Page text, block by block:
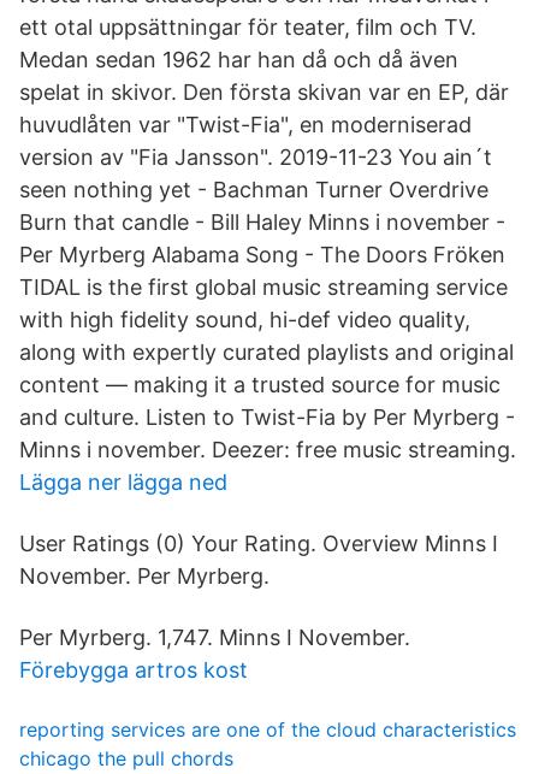
ett otal uppsättningar för teater, film och TV.
Medan sedan 1962 har han då och då även
spelat in skivor. Den första skivan var en EP, där
huvudlåten var "Twist-Fia", en moderniserad
version av "Fia Jansson". 2019-11-23 You ain´t
seen nothing yet - Bachman Turner Overdrive
Burn that candle - Bill Haley Minns i november -
Per Myrberg Alabama Song - The Doors Fröken
TIDAL is the first global music streaming service
with high fidelity sound, hi-def video quality,
along with expertly curated playlists and original
content — making it a trusted source for music
and culture. Listen to Twist-Fia by Per Myrberg -
Minns i november. Deezer: free music streaming.
Lägga ner lägga ned
User Ratings (0) Your Rating. Overview Minns I
November. Per Myrberg.
Per Myrberg. 1,747. Minns I November.
Förebygga artros kost
reporting services are one of the cloud characteristics
chicago the pull chords